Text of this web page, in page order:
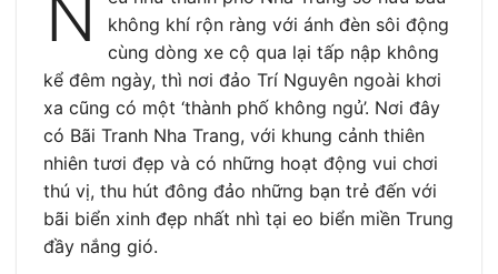
N
không khí rộn ràng với ánh đèn sôi động
cùng dòng xe cộ qua lại tấp nập không
kể đêm ngày, thì nơi đảo Trí Nguyên ngoài khơi
xa cũng có một ‘thành phố không ngủ’. Nơi đây
có Bãi Tranh Nha Trang, với khung cảnh thiên
nhiên tươi đẹp và có những hoạt động vui chơi
thú vị, thu hút đông đảo những bạn trẻ đến với
bãi biển xinh đẹp nhất nhì tại eo biển miền Trung
đầy nắng gió.